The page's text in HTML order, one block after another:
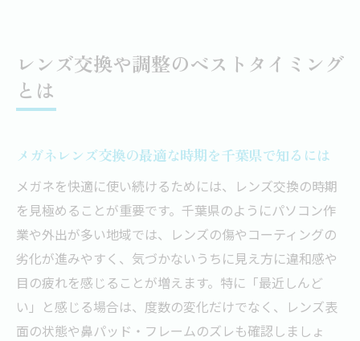
レンズ交換や調整のベストタイミング
とは
メガネレンズ交換の最適な時期を千葉県で知るには
メガネを快適に使い続けるためには、レンズ交換の時期
を見極めることが重要です。千葉県のようにパソコン作
業や外出が多い地域では、レンズの傷やコーティングの
劣化が進みやすく、気づかないうちに見え方に違和感や
目の疲れを感じることが増えます。特に「最近しんど
い」と感じる場合は、度数の変化だけでなく、レンズ表
面の状態や鼻パッド・フレームのズレも確認しましょ